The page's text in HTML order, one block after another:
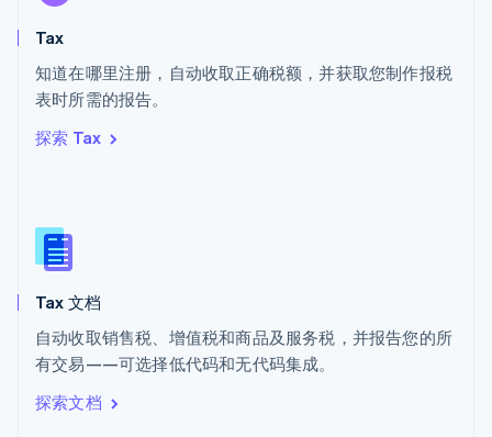
Tax
知道在哪里注册，自动收取正确税额，并获取您制作报税
表时所需的报告。
探索 Tax
Tax 文档
自动收取销售税、增值税和商品及服务税，并报告您的所
有交易——可选择低代码和无代码集成。
探索文档
泰国
ไทยEnglish
English
English
新西兰
匈牙利
意大利
ItalianoEnglish
印度
English